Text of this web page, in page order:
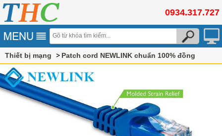
0934.317.727
Thiết bị mạng Patch cord NEWLINK chuẩn 100% đồng